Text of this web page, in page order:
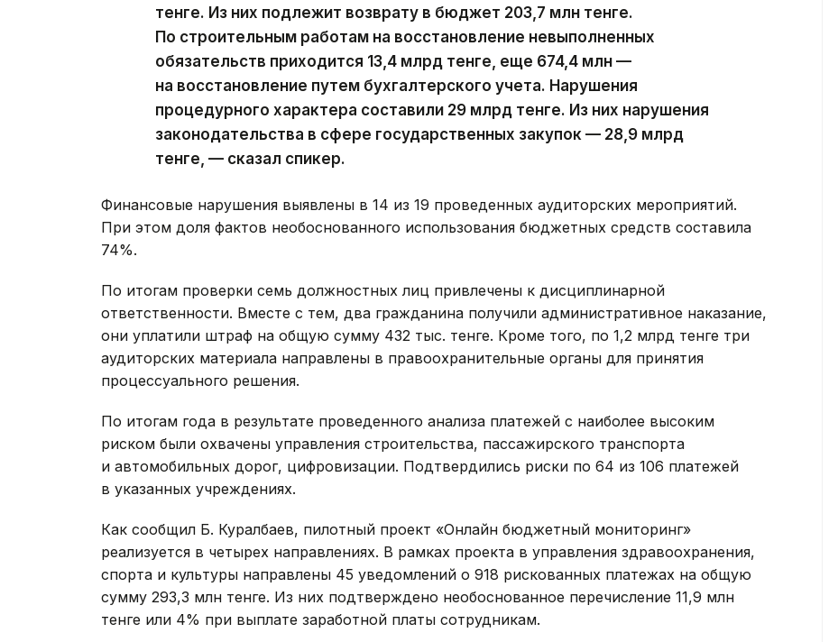
тенге. Из них подлежит возврату в бюджет 203,7 млн тенге.
По строительным работам на восстановление невыполненных
обязательств приходится 13,4 млрд тенге, еще 674,4 млн —
на восстановление путем бухгалтерского учета. Нарушения
процедурного характера составили 29 млрд тенге. Из них нарушения
законодательства в сфере государственных закупок — 28,9 млрд
тенге, — сказал спикер.
Финансовые нарушения выявлены в 14 из 19 проведенных аудиторских мероприятий.
При этом доля фактов необоснованного использования бюджетных средств составила
74%.
По итогам проверки семь должностных лиц привлечены к дисциплинарной
ответственности. Вместе с тем, два гражданина получили административное наказание,
они уплатили штраф на общую сумму 432 тыс. тенге. Кроме того, по 1,2 млрд тенге три
аудиторских материала направлены в правоохранительные органы для принятия
процессуального решения.
По итогам года в результате проведенного анализа платежей с наиболее высоким
риском были охвачены управления строительства, пассажирского транспорта
и автомобильных дорог, цифровизации. Подтвердились риски по 64 из 106 платежей
в указанных учреждениях.
Как сообщил Б. Куралбаев, пилотный проект «Онлайн бюджетный мониторинг»
реализуется в четырех направлениях. В рамках проекта в управления здравоохранения,
спорта и культуры направлены 45 уведомлений о 918 рискованных платежах на общую
сумму 293,3 млн тенге. Из них подтверждено необоснованное перечисление 11,9 млн
тенге или 4% при выплате заработной платы сотрудникам.